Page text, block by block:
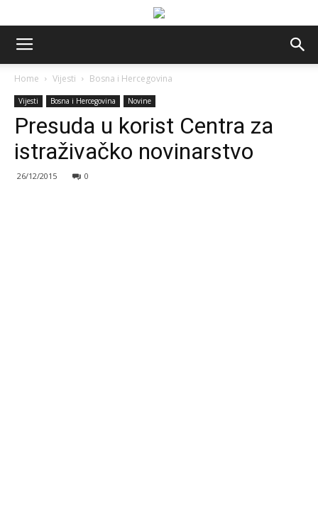
Home Vijesti Bosna i Hercegovina
Vijesti Bosna i Hercegovina Novine
Presuda u korist Centra za
istraživačko novinarstvo
26/12/2015 0